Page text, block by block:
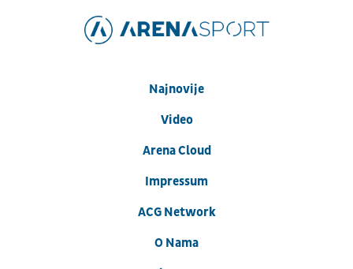
Najnovije
Video
Arena Cloud
Impressum
ACG Network
O Nama